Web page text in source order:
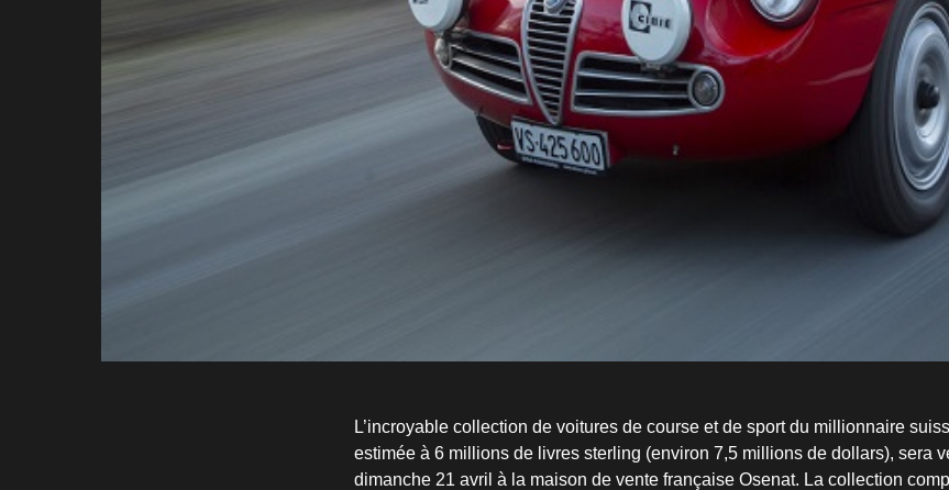
L’incroyable collection de voitures de course et de sport du millionnaire
estimée à 6 millions de livres sterling (environ 7,5 millions de dollars), sera
dimanche 21 avril à la maison de vente française Osenat. La collection